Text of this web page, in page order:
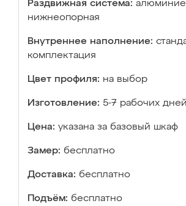
Раздвижная система:
нижнеопорная
Внутреннее наполнение:
комплектация
Цвет профиля: на выбор
Изготовление: 5-7 рабочих дней
Цена: указана за базовый шкаф
Замер: бесплатно
Доставка: бесплатно
Подъём: бесплатно